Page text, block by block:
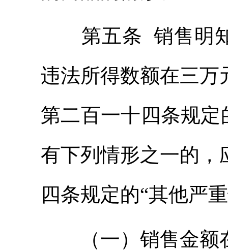
第五条 销售明知
违法所得数额在三万
第二百一十四条规定
有下列情形之一的，
四条规定的“其他严
（一）销售金额